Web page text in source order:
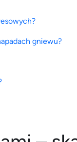
gniewu?